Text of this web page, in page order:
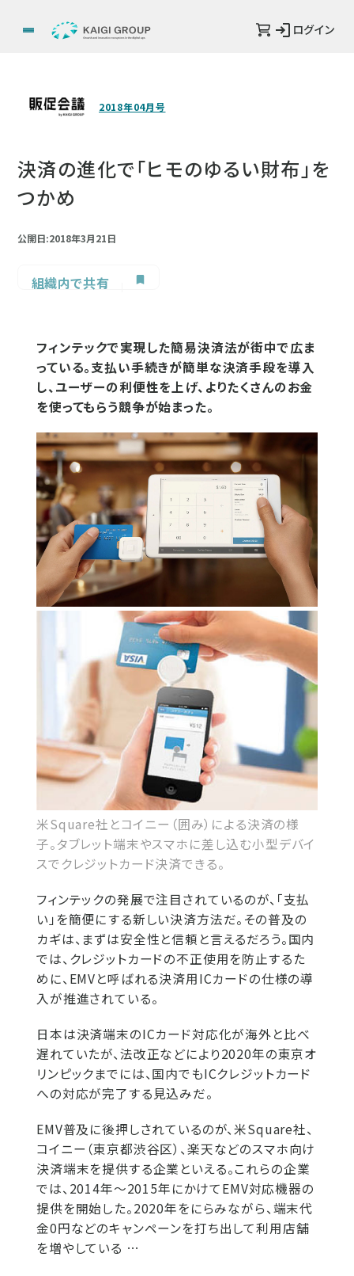
ログイン
2018年04月号
決済の進化で「ヒモのゆるい財布」を
つかめ
公開日:2018年3月21日
組織内で共有
フィンテックで実現した簡易決済法が街中で広ま
っている。支払い手続きが簡単な決済手段を導入
し、ユーザーの利便性を上げ、よりたくさんのお金
を使ってもらう競争が始まった。
米Square社とコイニー（囲み）による決済の様
子。タブレット端末やスマホに差し込む小型デバイ
スでクレジットカード決済できる。
フィンテックの発展で注目されているのが、「支払
い」を簡便にする新しい決済方法だ。その普及の
カギは、まずは安全性と信頼と言えるだろう。国内
では、クレジットカードの不正使用を防止するた
めに、EMVと呼ばれる決済用ICカードの仕様の導
入が推進されている。
日本は決済端末のICカード対応化が海外と比べ
遅れていたが、法改正などにより2020年の東京オ
リンピックまでには、国内でもICクレジットカード
への対応が完了する見込みだ。
EMV普及に後押しされているのが、米Square社、
コイニー（東京都渋谷区）、楽天などのスマホ向け
決済端末を提供する企業といえる。これらの企業
では、2014年～2015年にかけてEMV対応機器の
提供を開始した。2020年をにらみながら、端末代
金0円などのキャンペーンを打ち出して利用店舗
を増やしている …